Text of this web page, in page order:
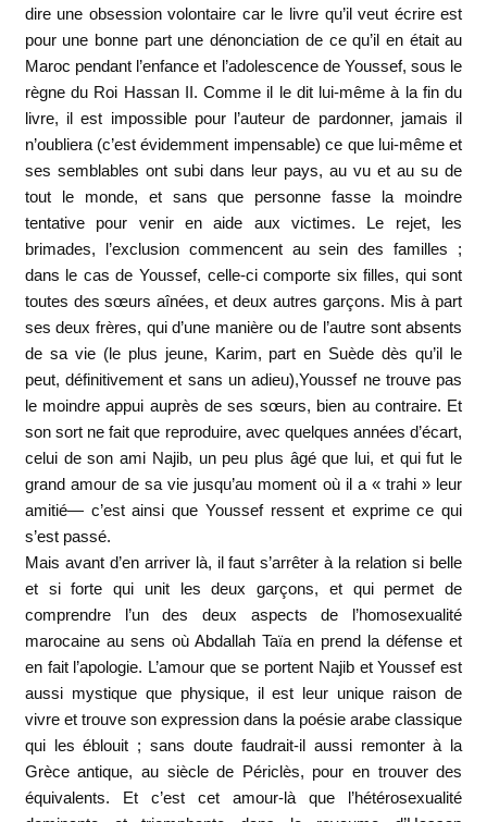
dire une obsession volontaire car le livre qu’il veut écrire est
pour une bonne part une dénonciation de ce qu’il en était au
Maroc pendant l’enfance et l’adolescence de Youssef, sous le
règne du Roi Hassan II. Comme il le dit lui-même à la fin du
livre, il est impossible pour l’auteur de pardonner, jamais il
n’oubliera (c’est évidemment impensable) ce que lui-même et
ses semblables ont subi dans leur pays, au vu et au su de
tout le monde, et sans que personne fasse la moindre
tentative pour venir en aide aux victimes. Le rejet, les
brimades, l’exclusion commencent au sein des familles ;
dans le cas de Youssef, celle-ci comporte six filles, qui sont
toutes des sœurs aînées, et deux autres garçons. Mis à part
ses deux frères, qui d’une manière ou de l’autre sont absents
de sa vie (le plus jeune, Karim, part en Suède dès qu’il le
peut, définitivement et sans un adieu),Youssef ne trouve pas
le moindre appui auprès de ses sœurs, bien au contraire. Et
son sort ne fait que reproduire, avec quelques années d’écart,
celui de son ami Najib, un peu plus âgé que lui, et qui fut le
grand amour de sa vie jusqu’au moment où il a « trahi » leur
amitié— c’est ainsi que Youssef ressent et exprime ce qui
s’est passé.
Mais avant d’en arriver là, il faut s’arrêter à la relation si belle
et si forte qui unit les deux garçons, et qui permet de
comprendre l’un des deux aspects de l’homosexualité
marocaine au sens où Abdallah Taïa en prend la défense et
en fait l’apologie. L’amour que se portent Najib et Youssef est
aussi mystique que physique, il est leur unique raison de
vivre et trouve son expression dans la poésie arabe classique
qui les éblouit ; sans doute faudrait-il aussi remonter à la
Grèce antique, au siècle de Périclès, pour en trouver des
équivalents. Et c’est cet amour-là que l’hétérosexualité